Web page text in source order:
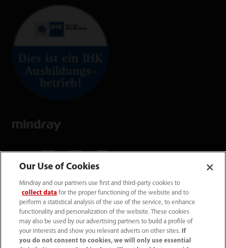
Mindray Medical Germany GmbH
Goebel­straße 21 64293 Darmstadt
06151 3910 - 0
Our Use of Cookies
Mindray and our partners use first and third-party cookies to
collect data for the proper functioning of the website and to
perform a statistical analysis of the use of the service, to enhance
functionality and personalization of the website. These cookies
may also be used by our advertising partners to build a profile of
your interests and show you relevant adverts on other sites.
If
you do not consent to cookies, we will only use essential